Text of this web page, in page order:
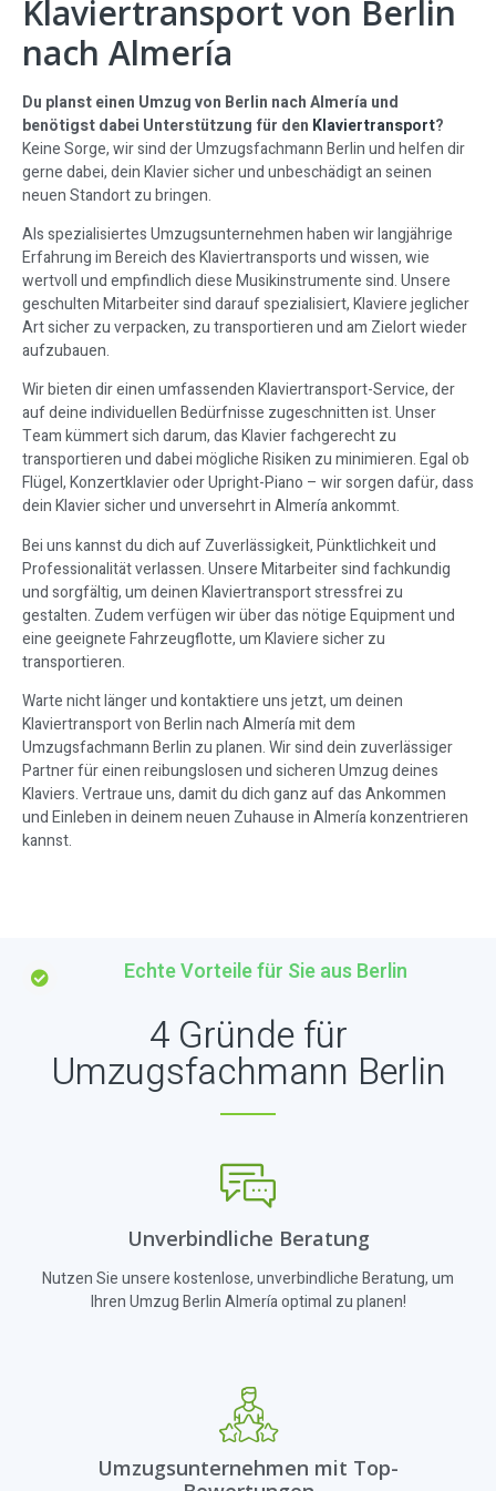
Klaviertransport von Berlin
nach Almería
Du planst einen Umzug von Berlin nach Almería und
benötigst dabei Unterstützung für den Klaviertransport?
Keine Sorge, wir sind der Umzugsfachmann Berlin und helfen dir
gerne dabei, dein Klavier sicher und unbeschädigt an seinen
neuen Standort zu bringen.
Als spezialisiertes Umzugsunternehmen haben wir langjährige
Erfahrung im Bereich des Klaviertransports und wissen, wie
wertvoll und empfindlich diese Musikinstrumente sind. Unsere
geschulten Mitarbeiter sind darauf spezialisiert, Klaviere jeglicher
Art sicher zu verpacken, zu transportieren und am Zielort wieder
aufzubauen.
Wir bieten dir einen umfassenden Klaviertransport-Service, der
auf deine individuellen Bedürfnisse zugeschnitten ist. Unser
Team kümmert sich darum, das Klavier fachgerecht zu
transportieren und dabei mögliche Risiken zu minimieren. Egal ob
Flügel, Konzertklavier oder Upright-Piano – wir sorgen dafür, dass
dein Klavier sicher und unversehrt in Almería ankommt.
Bei uns kannst du dich auf Zuverlässigkeit, Pünktlichkeit und
Professionalität verlassen. Unsere Mitarbeiter sind fachkundig
und sorgfältig, um deinen Klaviertransport stressfrei zu
gestalten. Zudem verfügen wir über das nötige Equipment und
eine geeignete Fahrzeugflotte, um Klaviere sicher zu
transportieren.
Warte nicht länger und kontaktiere uns jetzt, um deinen
Klaviertransport von Berlin nach Almería mit dem
Umzugsfachmann Berlin zu planen. Wir sind dein zuverlässiger
Partner für einen reibungslosen und sicheren Umzug deines
Klaviers. Vertraue uns, damit du dich ganz auf das Ankommen
und Einleben in deinem neuen Zuhause in Almería konzentrieren
kannst.
Echte Vorteile für Sie aus Berlin
4 Gründe für
Umzugsfachmann Berlin
Unverbindliche Beratung
Nutzen Sie unsere kostenlose, unverbindliche Beratung, um
Ihren Umzug Berlin Almería optimal zu planen!
Umzugsunternehmen mit Top-